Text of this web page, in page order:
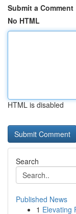
Submit a Comment
No HTML
HTML is disabled
Search
Published News
1 Elevating